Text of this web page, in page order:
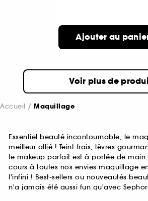
Ajouter au
Voir plus de
Accueil Maquillage
Essentiel beauté incontournable, le
meilleur allié ! Teint frais, lèvres
le makeup parfait est à portée de
cours à toutes nos envies maquillage
l'infini ! Best-sellers ou nouveautés
n'a jamais été aussi fun qu'avec